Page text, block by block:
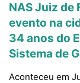
NAS Juiz de
evento na
34 anos do
Sistema de
Aconteceu em